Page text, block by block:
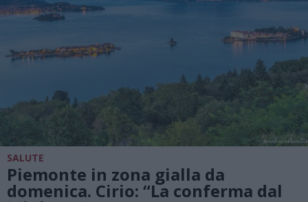
SALUTE
Piemonte in zona gialla da
domenica. Cirio: “La conferma dal